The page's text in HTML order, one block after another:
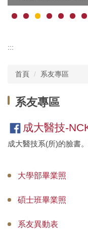
:::
首頁 系友專區
系友專區
成大醫技-
成大醫技系(所)的臉書
大學部畢業照
碩士班畢業照
系友異動表